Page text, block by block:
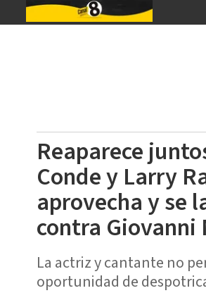
Reaparece
Conde y Larry
aprovecha y se
contra Giovanni
La actriz y cantante no
oportunidad de